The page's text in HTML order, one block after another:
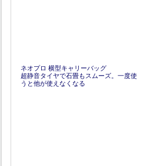
ネオプロ 横型キャリーバッグ
超静音タイヤで石畳もスムーズ。一度使
うと他が使えなくなる